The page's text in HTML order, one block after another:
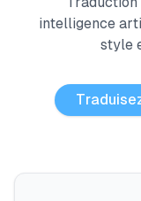
intelligence
style